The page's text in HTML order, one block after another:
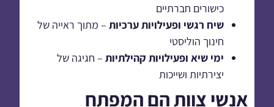
כישורים חברתיים
שיח רגשי ופעילויות ערכיות – מתוך ראייה של
חינוך הוליסטי
ימי שיא ופעילויות קהילתיות – חגיגה של
יצירתיות ושייכות
אנשי צוות הם המפתח